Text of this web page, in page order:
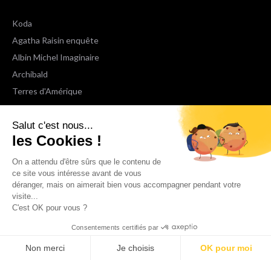
Salut c'est nous...
les Cookies !
On a attendu d'être sûrs que le contenu de
ce site vous intéresse avant de vous
déranger, mais on aimerait bien vous accompagner pendant votre
visite...
C'est OK pour vous ?
Consentements certifiés par
Non merci Je choisis OK pour moi
Koda
Agatha Raisin enquête
Albin Michel Imaginaire
Archibald
Terres d'Amérique
Espaces Libres Poche
NOX
Wiz
Voir toutes les collections
Nous suivre